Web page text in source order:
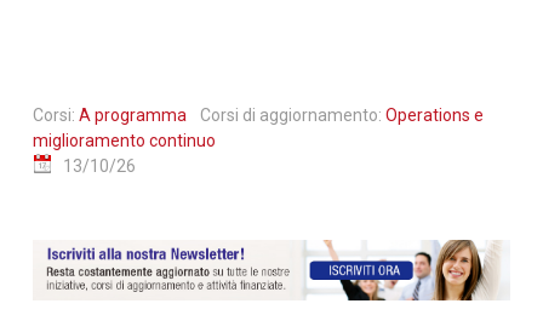
Corsi: A programma Corsi di aggiornamento: Operations e
miglioramento continuo
13/10/26